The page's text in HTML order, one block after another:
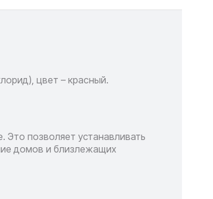
цвет – красный.
Это позволяет устанавливать
домов и близлежащих